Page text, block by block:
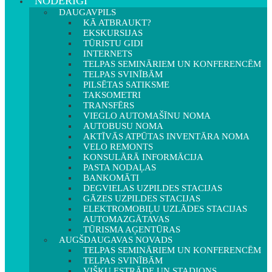
DAUGAVPILS
KĀ ATBRAUKT?
EKSKURSIJAS
TŪRISTU GIDI
INTERNETS
TELPAS SEMINĀRIEM UN KONFERENCĒM
TELPAS SVINĪBĀM
PILSĒTAS SATIKSME
TAKSOMETRI
TRANSFĒRS
VIEGLO AUTOMAŠĪNU NOMA
AUTOBUSU NOMA
AKTĪVĀS ATPŪTAS INVENTĀRA NOMA
VELO REMONTS
KONSULĀRĀ INFORMĀCIJA
PASTA NODAĻAS
BANKOMĀTI
DEGVIELAS UZPILDES STACIJAS
GĀZES UZPILDES STACIJAS
ELEKTROMOBIĻU UZLĀDES STACIJAS
AUTOMAZGĀTAVAS
TŪRISMA AĢENTŪRAS
AUGŠDAUGAVAS NOVADS
TELPAS SEMINĀRIEM UN KONFERENCĒM
TELPAS SVINĪBĀM